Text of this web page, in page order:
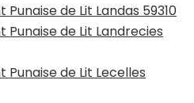
de Lit Landas 59310
de Lit Landrecies
de Lit Lecelles